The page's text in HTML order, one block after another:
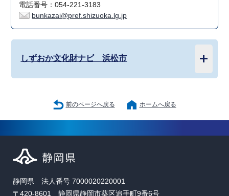
電話番号：054-221-3183
bunkazai@pref.shizuoka.lg.jp
しずおか文化財ナビ 浜松市
前のページへ戻る ホームへ戻る
静岡県 法人番号 7000020220001
〒420-8601 静岡県静岡市葵区追手町9番6号